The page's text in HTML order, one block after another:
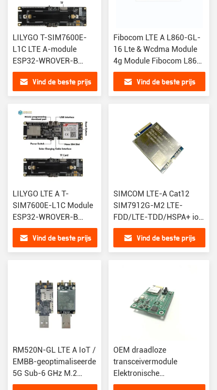
LILYGO T-SIM7600E-
L1C LTE A-module
ESP32-WROVER-B
Ontwikkelingsraad
TTGO 4G LTE
Vind de beste prijs
Fibocom LTE A L860-GL-
16 Lte & Wcdma Module
4g Module Fibocom L860-
GL-16
Vind de beste prijs
LILYGO LTE A T-
SIM7600E-L1C Module
ESP32-WROVER-B
Ontwikkelingsbord
Vind de beste prijs
SIMCOM LTE-A Cat12
SIM7912G-M2 LTE-
FDD/LTE-TDD/HSPA+ iot-
module type M.2
Vind de beste prijs
RM520N-GL LTE A IoT /
EMBB-geoptimaliseerde
5G Sub-6 GHz M.2
module RM520N
OEM draadloze
transceivermodule
Elektronische
componenten DWM1001-